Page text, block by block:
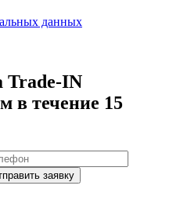
данных
Trade-IN
в течение 15
заявку